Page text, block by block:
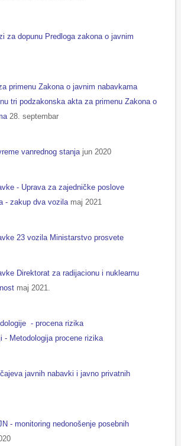
za dopunu Predloga zakona o javnim
primenu Zakona o javnim nabavkama
tri podzakonska akta za primenu Zakona o
28. septembar
vanrednog stanja jun 2020
- Uprava za zajedničke poslove
- zakup dva vozila maj 2021
23 vozila Ministarstvo prosvete
Direktorat za radijacionu i nuklearnu
maj 2021.
- procena rizika
- Metodologija procene rizika
javnih nabavki i javno privatnih
- monitoring nedonošenje posebnih